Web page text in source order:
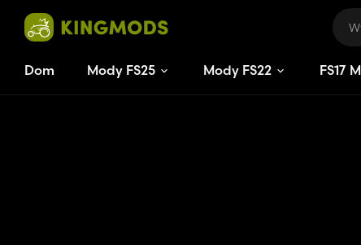
Dom Mody FS25 Mody FS22 FS17